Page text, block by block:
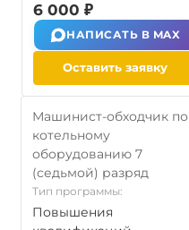
6 000 ₽
НАПИСАТЬ В MAX
Оставить заявку
Машинист-обходчик по
котельному
оборудованию 7
(седьмой) разряд
Тип программы:
Повышения